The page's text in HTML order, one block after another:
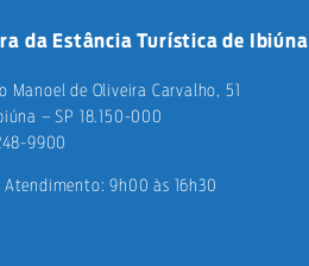
da Estância Turística de Ibiúna
Manoel de Oliveira Carvalho, 51
– SP 18.150-000
9900
Atendimento: 9h00 às 16h30